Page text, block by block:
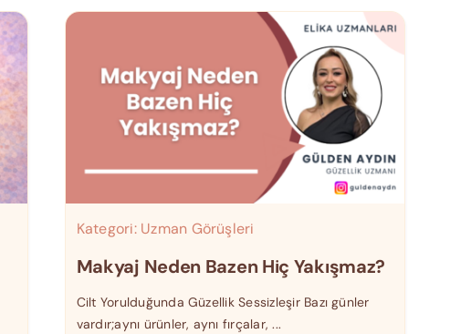
Kategori: Uzman Görüşleri
Makyaj Neden Bazen Hiç Yakışmaz?
Cilt Yorulduğunda Güzellik Sessizleşir Bazı günler
vardır;aynı ürünler, aynı fırçalar, ...